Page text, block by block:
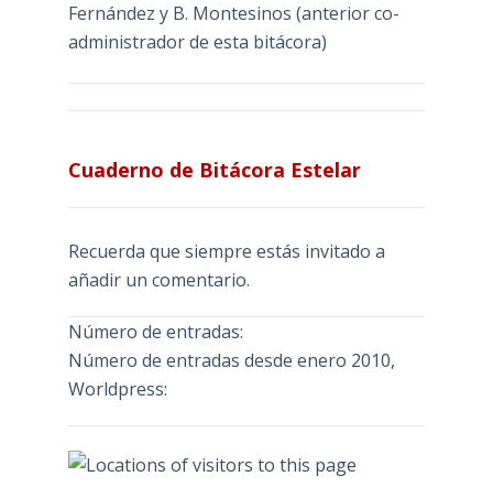
Fernández y B. Montesinos (anterior co-
administrador de esta bitácora)
Cuaderno de Bitácora Estelar
Recuerda que siempre estás invitado a
añadir un comentario.
Número de entradas:
Número de entradas desde enero 2010,
Worldpress: